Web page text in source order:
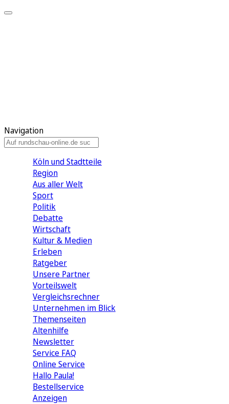
Navigation
Köln und Stadtteile
Region
Aus aller Welt
Sport
Politik
Debatte
Wirtschaft
Kultur & Medien
Erleben
Ratgeber
Unsere Partner
Vorteilswelt
Vergleichsrechner
Unternehmen im Blick
Themenseiten
Altenhilfe
Newsletter
Service FAQ
Online Service
Hallo Paula!
Bestellservice
Anzeigen